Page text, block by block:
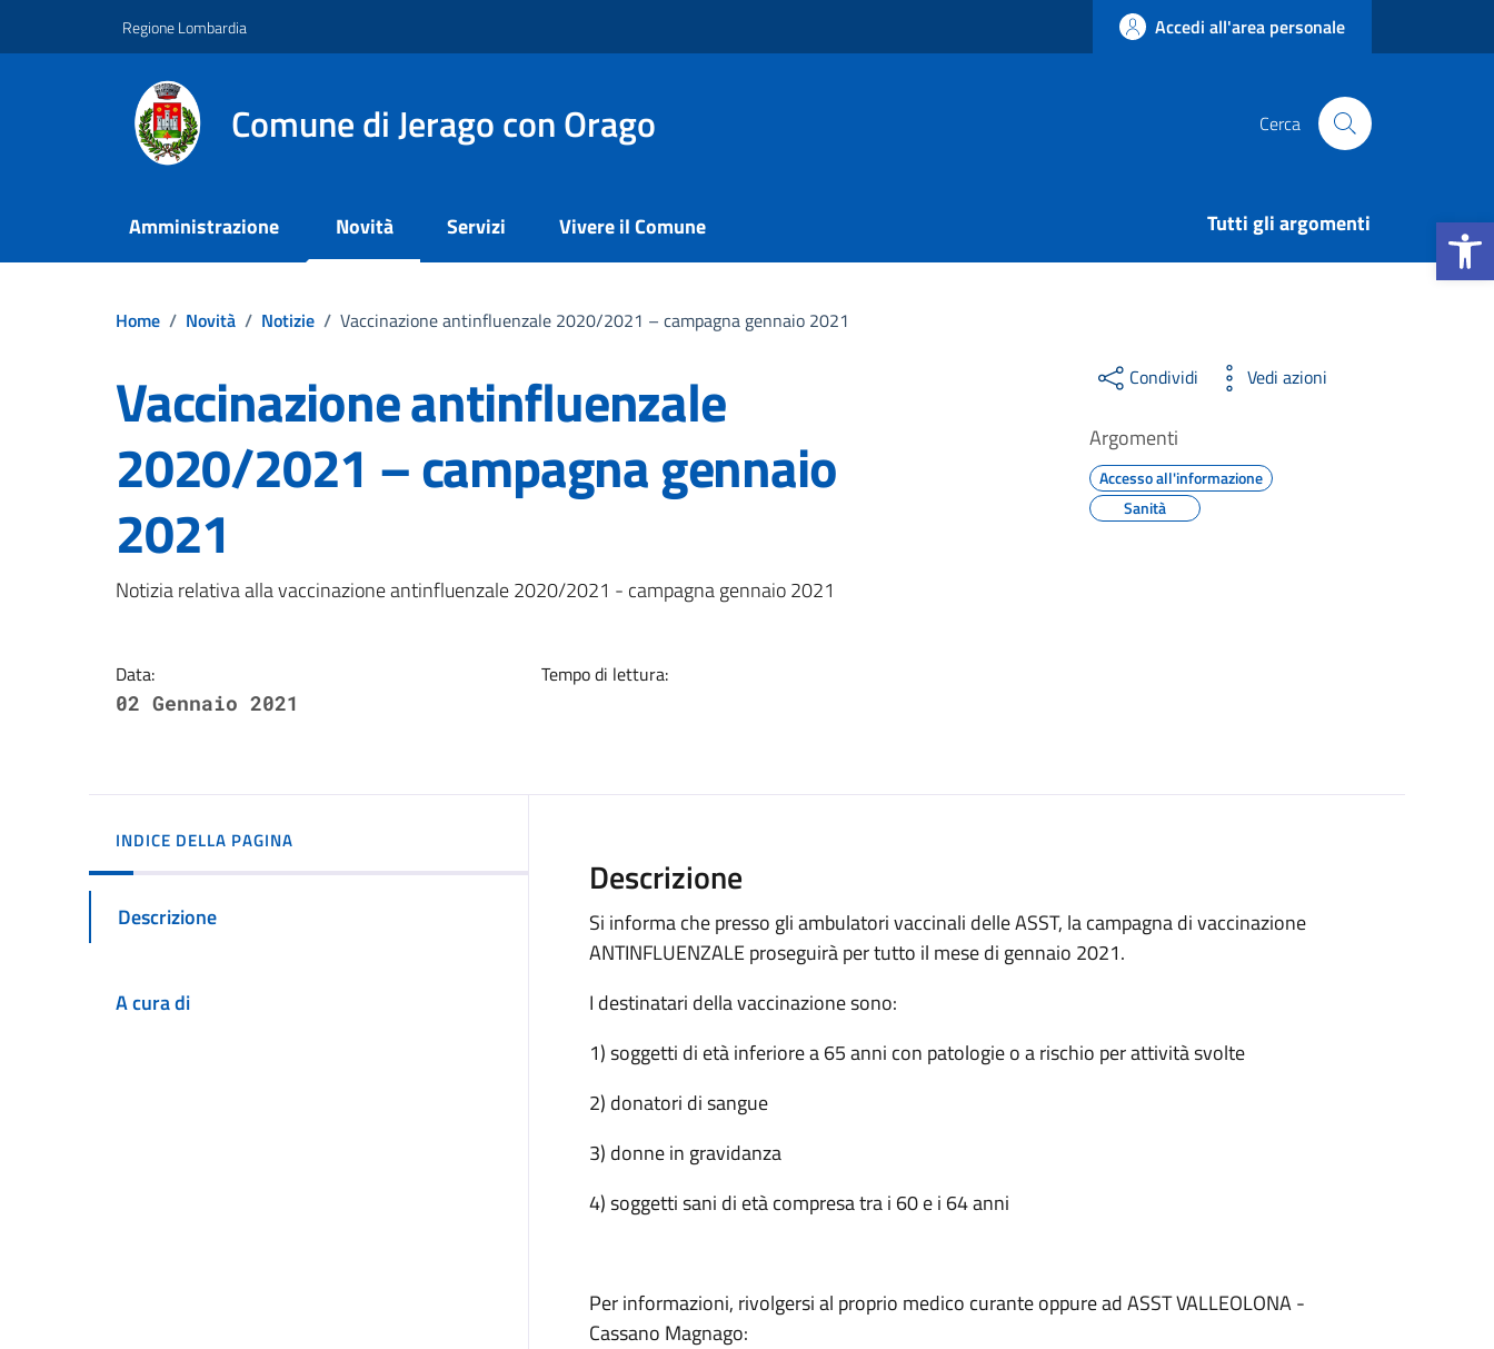
Apri la
Regione Lombardia Accedi all'area personale
Comune di Jerago con Orago Cerca
Amministrazione Novità Servizi Vivere il Comune Tutti gli argomenti
Home / Novità / Notizie / Vaccinazione antinfluenzale 2020/2021 – campagna gennaio 2021
Vaccinazione antinfluenzale
2020/2021 – campagna gennaio
2021
Dettagli della notizia
Notizia relativa alla vaccinazione antinfluenzale 2020/2021 - campagna gennaio 2021
Data:
02 Gennaio 2021
Tempo di lettura:
Condividi Vedi azioni
Argomenti
Accesso all'informazione
Sanità
INDICE DELLA PAGINA
Descrizione
A cura di
Descrizione
Si informa che presso gli ambulatori vaccinali delle ASST, la campagna di vaccinazione
ANTINFLUENZALE proseguirà per tutto il mese di gennaio 2021.
I destinatari della vaccinazione sono:
1) soggetti di età inferiore a 65 anni con patologie o a rischio per attività svolte
2) donatori di sangue
3) donne in gravidanza
4) soggetti sani di età compresa tra i 60 e i 64 anni
Per informazioni, rivolgersi al proprio medico curante oppure ad ASST VALLEOLONA -
Cassano Magnago: